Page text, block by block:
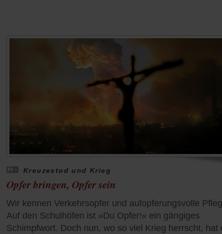
Kreuzestod und Krieg
Opfer bringen, Opfer sein
Wir kennen Verkehrsopfer und aufopferungsvolle
Auf den Schulhöfen ist »Du Opfer!« ein gängiges
Schimpfwort. Doch nun, wo so viel Krieg herrscht, hat